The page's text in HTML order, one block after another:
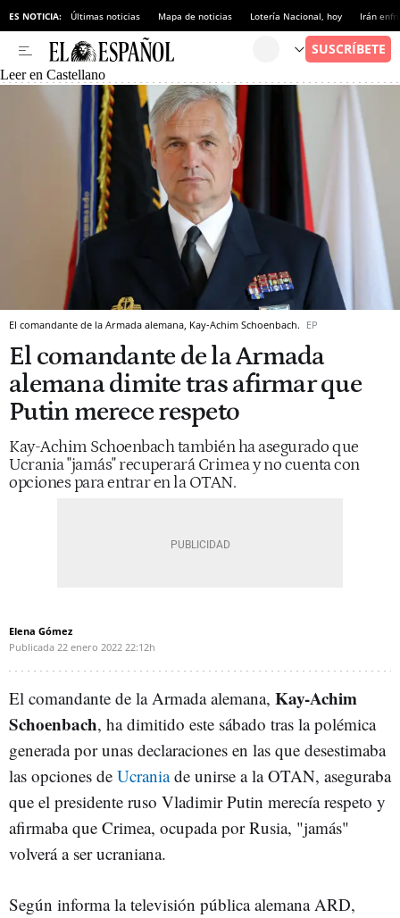
ES NOTICIA: Últimas noticias Mapa de noticias Lotería Nacional, hoy Irán
Leer en Castellano
El comandante de la Armada alemana, Kay-Achim Schoenbach. EP
El comandante de la Armada
alemana dimite tras afirmar que
Putin merece respeto
Kay-Achim Schoenbach también ha asegurado que
Ucrania "jamás" recuperará Crimea y no cuenta con
opciones para entrar en la OTAN.
Elena Gómez
Publicada 22 enero 2022 22:12h
El comandante de la Armada alemana, Kay-Achim
Schoenbach, ha dimitido este sábado tras la polémica
generada por unas declaraciones en las que desestimaba
las opciones de Ucraniade unirse a la OTAN, aseguraba
que el presidente ruso Vladimir Putin merecía respeto y
afirmaba que Crimea, ocupada por Rusia, "jamás"
volverá a ser ucraniana.
Según informa la televisión pública alemana ARD,